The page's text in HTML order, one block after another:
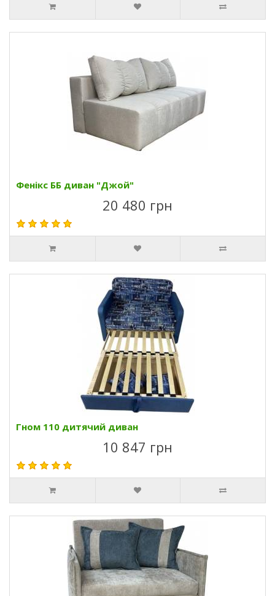
Фенікс ББ диван "Джой"
20 480 грн
Гном 110 дитячий диван
10 847 грн